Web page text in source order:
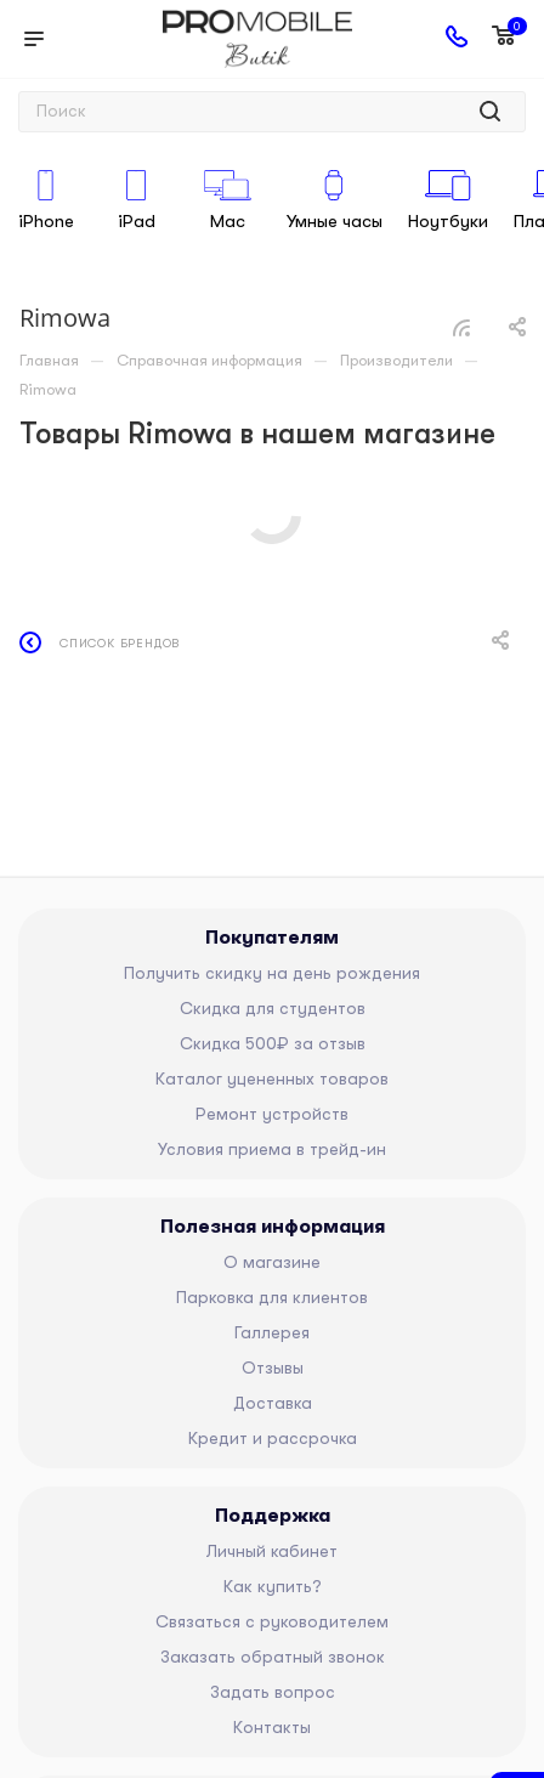
0
iPhone iPad Mac Умные часы Ноутбуки
Rimowa
Главная — Справочная информация — Производители —
Rimowa
Товары Rimowa в нашем магазине
СПИСОК БРЕНДОВ
Покупателям
Получить скидку на день рождения
Скидка для студентов
Скидка 500₽ за отзыв
Каталог уцененных товаров
Ремонт устройств
Условия приема в трейд-ин
Полезная информация
О магазине
Парковка для клиентов
Галлерея
Отзывы
Доставка
Кредит и рассрочка
Поддержка
Личный кабинет
Как купить?
Связаться с руководителем
Заказать обратный звонок
Задать вопрос
Контакты